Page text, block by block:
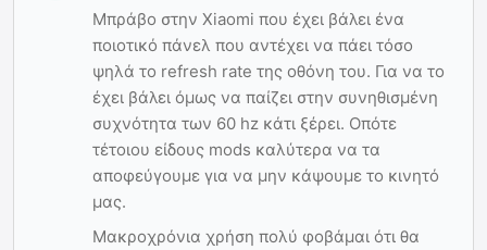
Μπράβο στην Xiaomi που έχει βάλει ένα
ποιοτικό πάνελ που αντέχει να πάει τόσο
ψηλά το refresh rate της οθόνη του. Για να το
έχει βάλει όμως να παίζει στην συνηθισμένη
συχνότητα των 60 hz κάτι ξέρει. Οπότε
τέτοιου είδους mods καλύτερα να τα
αποφεύγουμε για να μην κάψουμε το κινητό
μας.
Μακροχρόνια χρήση πολύ φοβάμαι ότι θα